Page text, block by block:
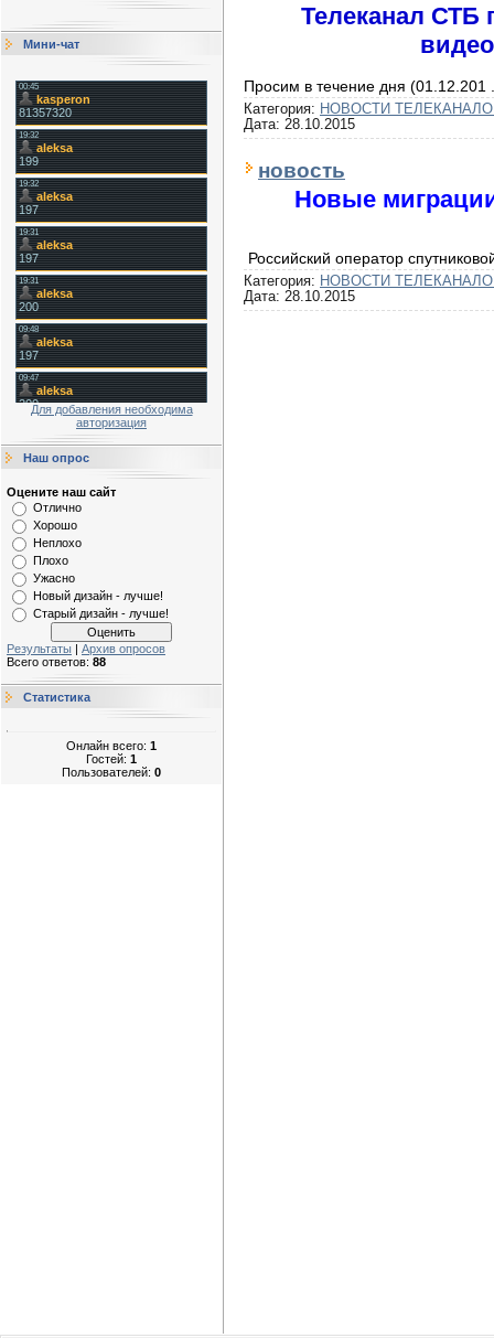
Мини-чат
Для добавления необходима
авторизация
Наш опрос
Оцените наш сайт
Отлично
Хорошо
Неплохо
Плохо
Ужасно
Новый дизайн - лучше!
Старый дизайн - лучше!
Результаты | Архив опросов
Всего ответов: 88
Статистика
Онлайн всего: 1
Гостей: 1
Пользователей: 0
Телеканал СТБ
Просим в течение дня (01.12.201
Категория: НОВОСТИ
Дата: 28.10.2015
новость
Новые
Российский оператор
Категория: НОВОСТИ
Дата: 28.10.2015